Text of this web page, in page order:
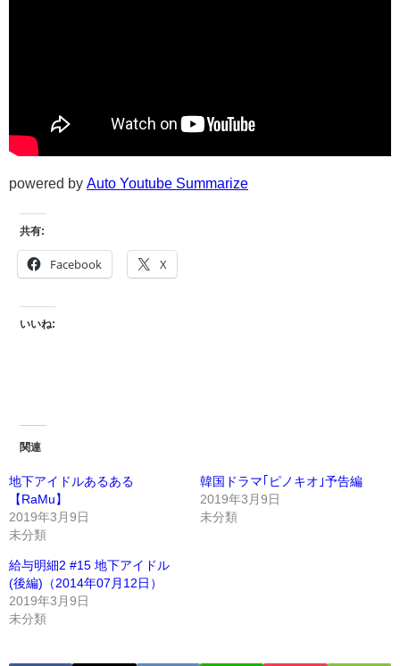
powered by Auto Youtube Summarize
共有:
Facebook X
いいね:
関連
地下アイドルあるある
【RaMu】
2019年3月9日
未分類
韓国ドラマ｢ピノキオ｣予告編
2019年3月9日
未分類
給与明細2 #15 地下アイドル
(後編)（2014年07月12日）
2019年3月9日
未分類